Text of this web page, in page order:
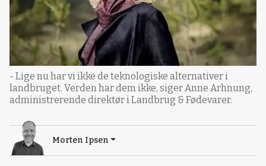
- Lige nu har vi ikke de teknologiske alternativer i
landbruget. Verden har dem ikke, siger Anne Arhnung,
administrerende direktør i Landbrug & Fødevarer.
Morten Ipsen